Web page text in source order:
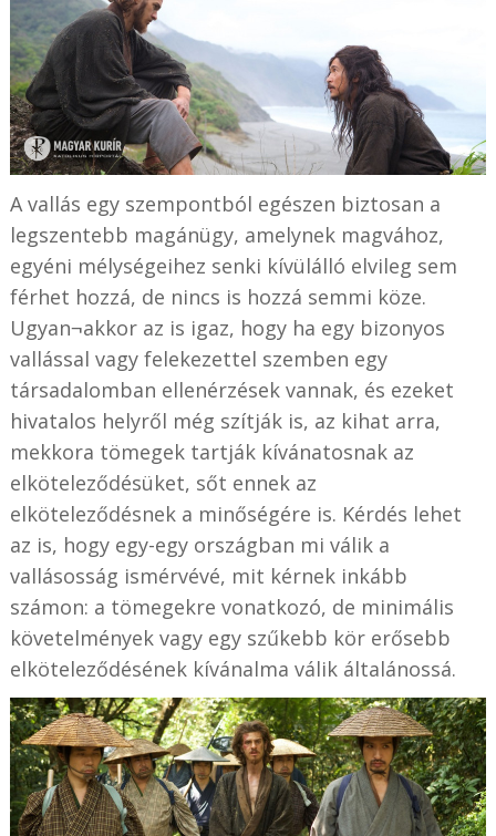
A vallás egy szempontból egészen biztosan a
legszentebb magánügy, amelynek magvához,
egyéni mélységeihez senki kívülálló elvileg sem
férhet hozzá, de nincs is hozzá semmi köze.
Ugyan¬akkor az is igaz, hogy ha egy bizonyos
vallással vagy felekezettel szemben egy
társadalomban ellenérzések vannak, és ezeket
hivatalos helyről még szítják is, az kihat arra,
mekkora tömegek tartják kívánatosnak az
elköteleződésüket, sőt ennek az
elköteleződésnek a minőségére is. Kérdés lehet
az is, hogy egy-egy országban mi válik a
vallásosság ismérvévé, mit kérnek inkább
számon: a tömegekre vonatkozó, de minimális
követelmények vagy egy szűkebb kör erősebb
elköteleződésének kívánalma válik általánossá.